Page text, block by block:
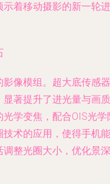
着移动摄影的新一轮进
像模组。超大底传感器
著提升了进光量与画质
学变焦，配合OIS光学
术的应用，使得手机能
整光圈大小，优化景深